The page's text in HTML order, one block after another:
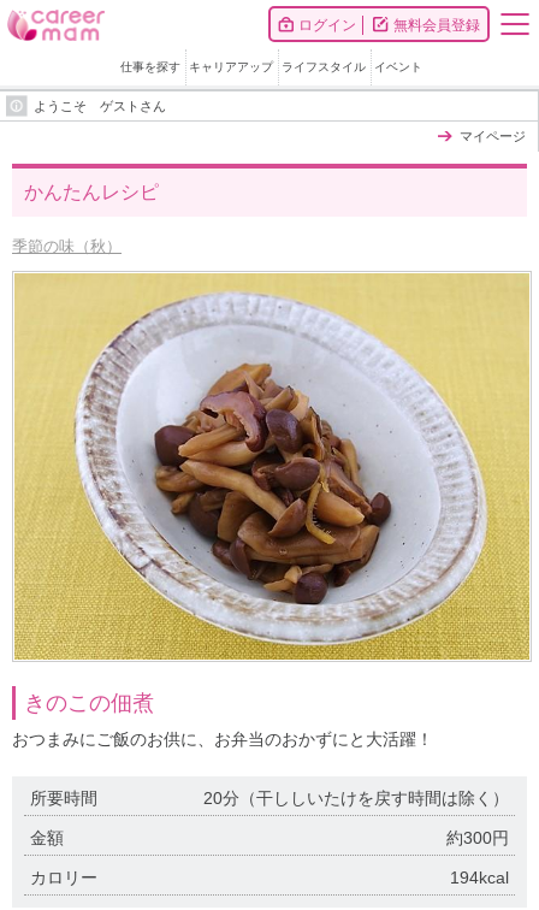
ログイン 無料会員登録
仕事を探す キャリアアップ ライフスタイル イベント
ようこそ ゲストさん
マイページ
かんたんレシピ
季節の味（秋）
きのこの佃煮
おつまみにご飯のお供に、お弁当のおかずにと大活躍！
所要時間 20分（干ししいたけを戻す時間は除く）
金額 約300円
カロリー 194kcal